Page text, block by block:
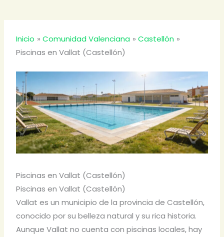
Inicio Comunidad Valenciana
Castellón
Piscinas en Vallat (Castellón)
Piscinas en Vallat (Castellón)
Piscinas en Vallat (Castellón)
Vallat es un municipio de la provincia de Castellón,
conocido por su belleza natural y su rica historia.
Aunque Vallat no cuenta con piscinas locales, hay